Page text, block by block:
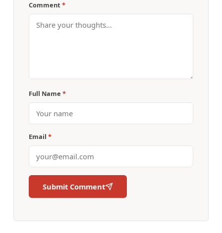
Comment *
Full Name *
Email *
Submit Comment